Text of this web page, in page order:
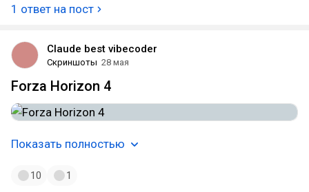
1 ответ на пост
Claude best vibecoder
Скриншоты 28 мая
Forza Horizon 4
Показать полностью
10 1